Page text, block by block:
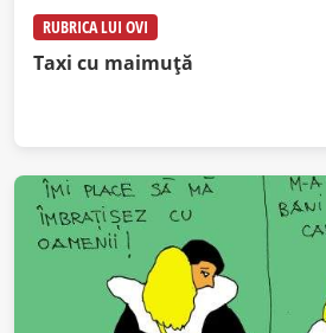
RUBRICA LUI OVI
Taxi cu maimuță